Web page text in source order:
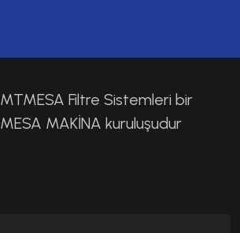
MTMESA Filtre Sistemleri bir
MESA MAKİNA kuruluşudur